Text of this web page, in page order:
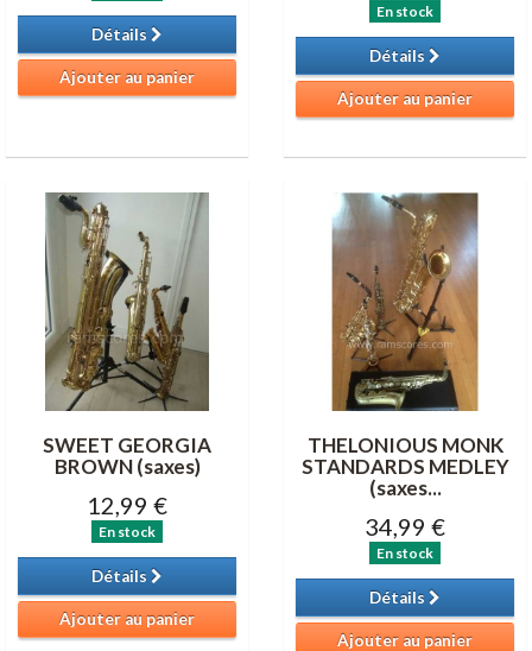
Détails
Ajouter au panier
En stock
Détails
Ajouter au panier
SWEET GEORGIA
BROWN (saxes)
12,99 €
En stock
Détails
Ajouter au panier
THELONIOUS MONK
STANDARDS MEDLEY
(saxes...
34,99 €
En stock
Détails
Ajouter au panier